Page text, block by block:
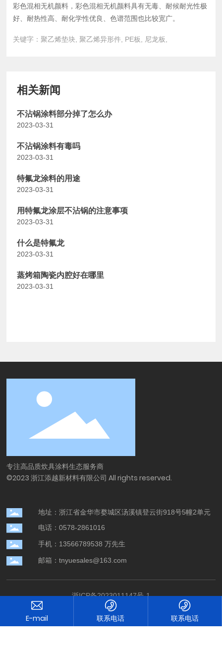
彩色混相无机颜料，彩色混相无机颜料具有无毒、耐候耐光性极
好、耐热性高、耐化学性优良、色谱范围也比较宽广。
关键字：聚乙烯垫块, 聚乙烯异形件, PE板, 尼龙板,
相关新闻
不沾锅涂料部分掉了怎么办
2023-03-31
不沾锅涂料有毒吗
2023-03-31
特氟龙涂料的用途
2023-03-31
用特氟龙涂层不沾锅的注意事项
2023-03-31
什么是特氟龙
2023-03-31
蒸烤箱陶瓷内腔好在哪里
2023-03-31
专注高品质炊具涂料生态服务商
©2023 浙江添越新材料有限公司 All rights reserved.
地址：浙江省金华市婺城区汤溪镇登云街918号5幢2单元
电话：0578-2861016
手机：13566789538 万先生
邮箱：tnyuesales@163.com
浙ICP备2023011147号-1
网站建设：中企跨境
营业执照
联系电话 联系电话